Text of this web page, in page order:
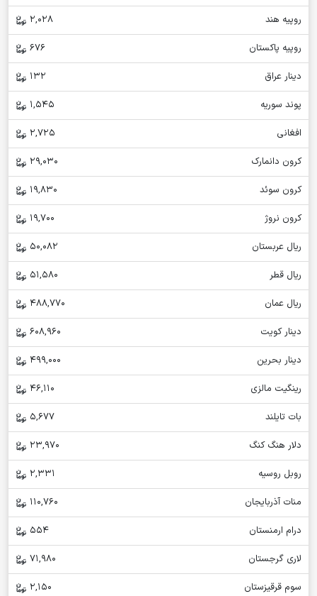
روپیه هند
2,028
روپیه پاکستان
676
دینار عراق
132
پوند سوریه
1,545
افغانی
2,725
کرون دانمارک
29,030
کرون سوئد
19,830
کرون نروژ
19,700
ریال عربستان
50,082
ریال قطر
51,580
ریال عمان
488,770
دینار کویت
608,960
دینار بحرین
499,000
رینگیت مالزی
46,110
بات تایلند
5,677
دلار هنگ کنگ
23,970
روبل روسیه
2,331
منات آذربایجان
110,760
درام ارمنستان
554
لاری گرجستان
71,980
سوم قرقیزستان
2,150